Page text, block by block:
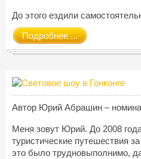
До этого ездили
Подробнее ...
Автор Юрий Абрашин –
Меня зовут Юрий. До 2008
туристические путешествия
это было трудновыполнимо,